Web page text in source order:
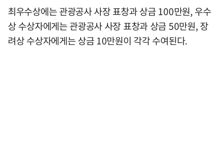
최우수상에는 관광공사 사장 표창과 상금 100만원, 우수
상 수상자에게는 관광공사 사장 표창과 상금 50만원, 장
려상 수상자에게는 상금 10만원이 각각 수여된다.